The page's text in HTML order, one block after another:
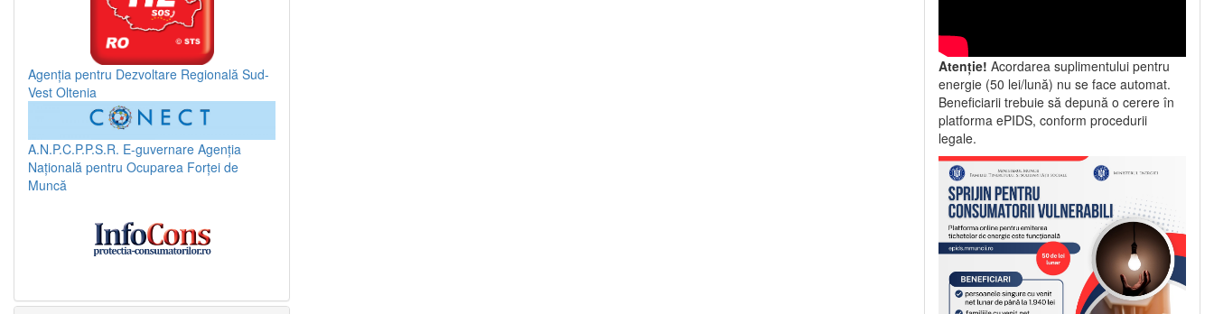
Agenția pentru Dezvoltare Regională Sud-
Vest Oltenia
A.N.P.C.P.P.S.R. E-guvernare Agenția
Națională pentru Ocuparea Forței de
Muncă
Atenție! Acordarea suplimentului pentru
energie (50 lei/lună) nu se face automat.
Beneficiarii trebuie să depună o cerere în
platforma ePIDS, conform procedurii
legale.